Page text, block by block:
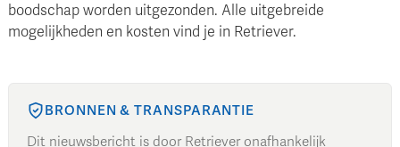
boodschap worden uitgezonden. Alle uitgebreide
mogelijkheden en kosten vind je in Retriever.
BRONNEN & TRANSPARANTIE
Dit nieuwsbericht is door Retriever onafhankelijk